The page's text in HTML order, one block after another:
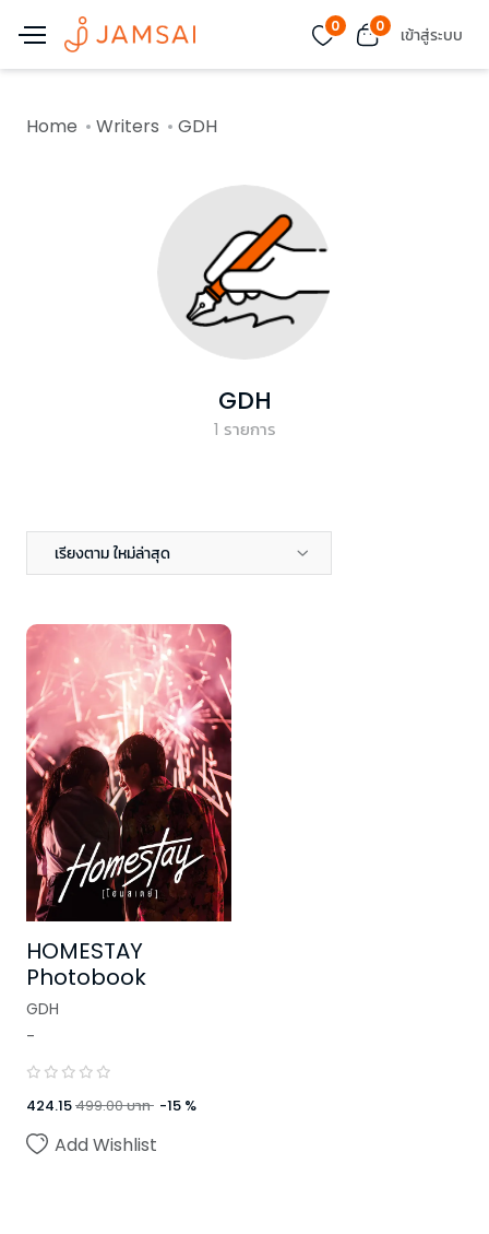
0 0 เข้าสู่ระบบ
Home Writers GDH
GDH
1 รายการ
เรียงตาม ใหม่ล่าสุด
HOMESTAY
Photobook
GDH
-
424.15499.00บาท -15 %
Add Wishlist